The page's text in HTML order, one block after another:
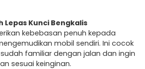
Lepas Kunci Bengkalis
kebebasan penuh kepada
mobil sendiri. Ini cocok
familiar dengan jalan dan ingin
sesuai keinginan.